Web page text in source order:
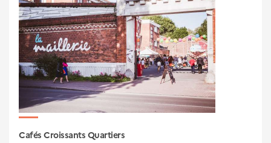
Cafés Croissants Quartiers